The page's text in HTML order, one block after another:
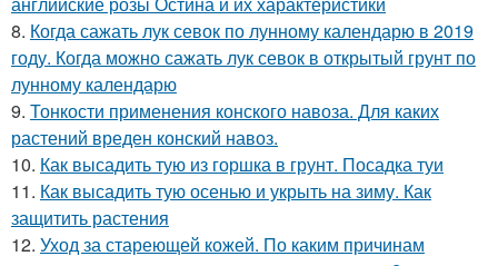
8. Когда сажать лук севок по лунному календарю в 2019
году. Когда можно сажать лук севок в открытый грунт по
лунному календарю
9. Тонкости применения конского навоза. Для каких
растений вреден конский навоз.
10. Как высадить тую из горшка в грунт. Посадка туи
11. Как высадить тую осенью и укрыть на зиму. Как
защитить растения
12. Уход за стареющей кожей. По каким причинам